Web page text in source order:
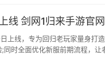
线 剑网1归来手游官网
上线，专为回归老玩家量身打
时全面优化新服前期流程，让